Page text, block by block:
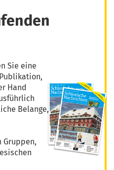
Sie eine
Hand
Belange,